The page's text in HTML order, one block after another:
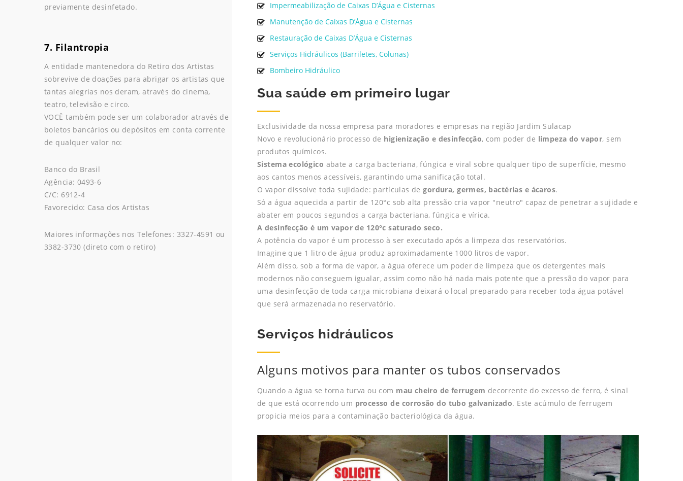
Impermeabilização de Caixas D’Água e Cisternas
Manutenção de Caixas D’Água e Cisternas
Restauração de Caixas D’Água e Cisternas
Serviços Hidráulicos (Barriletes, Colunas)
Bombeiro Hidráulico
Sua saúde em primeiro lugar
Exclusividade da nossa empresa para moradores e empresas na região Jardim Sulacap
Novo e revolucionário processo de higienização e desinfecção, com poder de limpeza do vapor, sem
produtos químicos.
Sistema ecológico abate a carga bacteriana, fúngica e viral sobre qualquer tipo de superfície, mesmo
aos cantos menos acessíveis, garantindo uma sanificação total.
O vapor dissolve toda sujidade: partículas degordura, germes, bactérias e ácaros.
Só a água aquecida a partir de 120°c sob alta pressão cria vapor "neutro" capaz de penetrar a sujidade e
abater em poucos segundos a carga bacteriana, fúngica e vírica.
A desinfecção é um vapor de 120°c saturado seco.
A potência do vapor é um processo à ser executado após a limpeza dos reservatórios.
Imagine que 1 litro de água produz aproximadamente 1000 litros de vapor.
Além disso, sob a forma de vapor, a água oferece um poder de limpeza que os detergentes mais
modernos não conseguem igualar, assim como não há nada mais potente que a pressão do vapor para
uma desinfecção de toda carga microbiana deixará o local preparado para receber toda água potável
que será armazenada no reservatório.
Serviços hidráulicos
Alguns motivos para manter os tubos conservados
Quando a água se torna turva ou com mau cheiro de ferrugem decorrente do excesso de ferro, é sinal
de que está ocorrendo um processo de corrosão do tubo galvanizado. Este acúmulo de ferrugem
propicia meios para a contaminação bacteriológica da água.
previamente desinfetado.
7. Filantropia
A entidade mantenedora do Retiro dos Artistas
sobrevive de doações para abrigar os artistas que
tantas alegrias nos deram, através do cinema,
teatro, televisão e circo.
VOCÊ também pode ser um colaborador através de
boletos bancários ou depósitos em conta corrente
de qualquer valor no:
Banco do Brasil
Agência: 0493-6
C/C: 6912-4
Favorecido: Casa dos Artistas
Maiores informações nos Telefones: 3327-4591 ou
3382-3730 (direto com o retiro)